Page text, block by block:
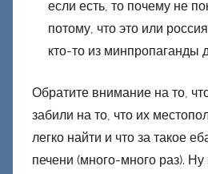
если есть, то почему не
потому, что это или
кто-то из минпропаганды
Обратите внимание на то,
забили на то, что их
легко найти и что за такое
печени (много-много раз).